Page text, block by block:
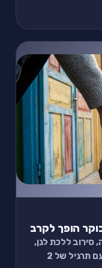
הופך לקרב
סירוב ללכת לגן,
פחד מהגננת — מדריך מעשי להורים עם תרגיל של 2